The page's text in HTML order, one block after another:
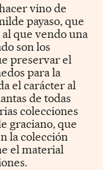
vino de
payaso, que
que vendo una
son los
preservar el
para la
el carácter al
de todas
colecciones
graciano, que
la colección
el material